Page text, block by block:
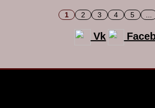
1 2 3 4 5
Vk